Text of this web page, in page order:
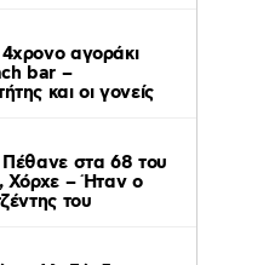
αγοράκι
bar –
και οι γονείς
στα 68 του
Χόρχε – Ήταν ο
του